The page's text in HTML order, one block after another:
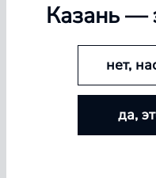
БОЛЬШЕ
Покупайте
размер
Казань—
да,